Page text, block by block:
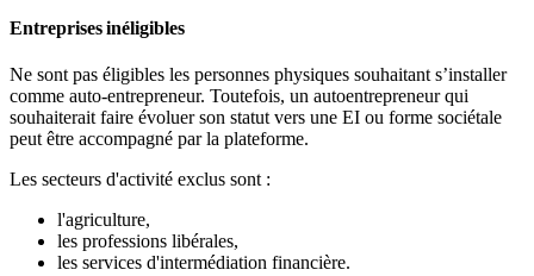
Entreprises inéligibles
Ne sont pas éligibles les personnes physiques souhaitant s’installer
comme auto-entrepreneur. Toutefois, un autoentrepreneur qui
souhaiterait faire évoluer son statut vers une EI ou forme sociétale
peut être accompagné par la plateforme.
Les secteurs d'activité exclus sont :
l'agriculture,
les professions libérales,
les services d'intermédiation financière.